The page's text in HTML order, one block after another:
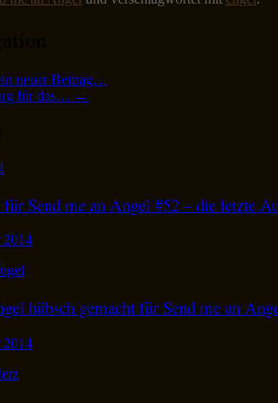
neuer Beitrag…
für das… →
Send me an Angel #52 – die letzte
2014
hübsch gemacht für Send me an
2014